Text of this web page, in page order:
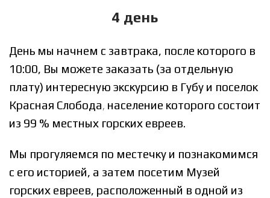
4 день
День мы начнем с завтрака, после которого в
10:00, Вы можете заказать (за отдельную
плату) интересную экскурсию в Губу и поселок
Красная Слобода, население которого состоит
из 99 % местных горских евреев.
Мы прогуляемся по местечку и познакомимся
с его историей, а затем посетим Музей
горских евреев, расположенный в одной из